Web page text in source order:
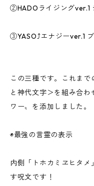
②HADOライジングver.1
③YASO⤴️エナジーver.1
この三種です。これま
と神代文字＞を組み合
ワー〟を添加しました。
◉最強の言霊の表示
内側「トホカミヱヒタ
す呪文です！